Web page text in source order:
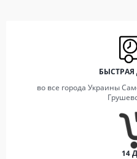
БЫСТРАЯ
во все города Украины
14